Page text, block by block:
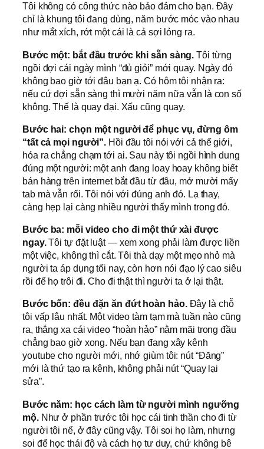
Tôi không có công thức nào bảo đảm cho bạn. Đây
chỉ là khung tôi đang dùng, năm bước móc vào nhau
như mắt xích, rớt một cái là cả sợi lỏng ra.
Bước một: bắt đầu trước khi sẵn sàng. Tôi từng
ngồi đợi cái ngày mình “đủ giỏi” mới quay. Ngày đó
không bao giờ tới đâu bạn ạ. Có hôm tôi nhận ra:
nếu cứ đợi sẵn sàng thì mười năm nữa vẫn là con số
không. Thế là quay đại. Xấu cũng quay.
Bước hai: chọn một người để phục vụ, đừng ôm
“tất cả mọi người”. Hồi đầu tôi nói với cả thế giới,
hóa ra chẳng chạm tới ai. Sau này tôi ngồi hình dung
đúng một người: một anh đang loay hoay không biết
bán hàng trên internet bắt đầu từ đâu, mở mười mấy
tab mà vẫn rối. Tôi nói với đúng anh đó. Lạ thay,
càng hẹp lại càng nhiều người thấy mình trong đó.
Bước ba: mỗi video cho đi một thứ xài được
ngay.Tôi tự đặt luật — xem xong phải làm được liền
một việc, không thì cắt. Tôi thà dạy một mẹo nhỏ mà
người ta áp dụng tối nay, còn hơn nói đạo lý cao siêu
rồi để họ trôi đi. Cho đi thật thì người ta ở lại thật.
Bước bốn: đều đặn ăn đứt hoàn hảo.Đây là chỗ
tôi vấp lâu nhất. Một video tàm tạm mà tuần nào cũng
ra, thắng xa cái video “hoàn hảo” nằm mãi trong đầu
chẳng bao giờ xong. Nếu bạn đang xây kênh
youtube cho người mới, nhớ giùm tôi: nút “Đăng”
mới là thứ tạo ra kênh, không phải nút “Quay lại
sửa”.
Bước năm: học cách làm từ người mình ngưỡng
mộ.Như ở phần trước tôi học cái tinh thần cho đi từ
người tôi nể, ở đây cũng vậy. Tôi soi họ làm, nhưng
soi để học thái độ và cách họ tư duy, chứ không bê